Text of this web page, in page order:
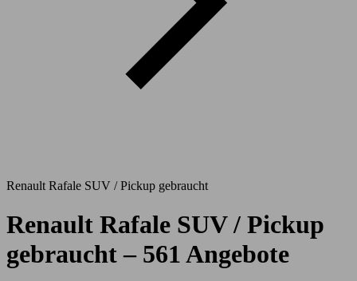
Renault Rafale SUV / Pickup gebraucht
Renault Rafale SUV / Pickup
gebraucht – 561 Angebote